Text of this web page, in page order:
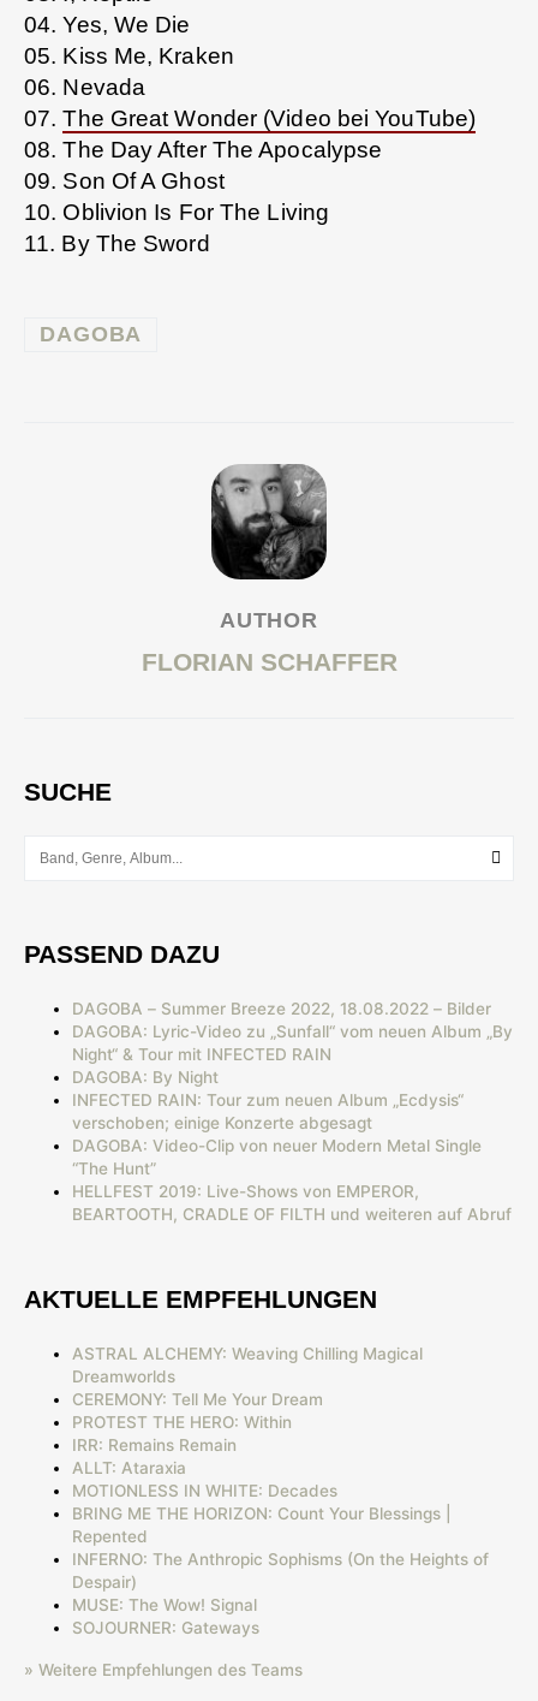
04. Yes, We Die
05. Kiss Me, Kraken
06. Nevada
07.The Great Wonder (Video bei YouTube)
08. The Day After The Apocalypse
09. Son Of A Ghost
10. Oblivion Is For The Living
11. By The Sword
DAGOBA
AUTHOR
FLORIAN SCHAFFER
SUCHE
PASSEND DAZU
DAGOBA – Summer Breeze 2022, 18.08.2022 – Bilder
DAGOBA: Lyric-Video zu „Sunfall“ vom neuen Album „By
Night“ & Tour mit INFECTED RAIN
DAGOBA: By Night
INFECTED RAIN: Tour zum neuen Album „Ecdysis“
verschoben; einige Konzerte abgesagt
DAGOBA: Video-Clip von neuer Modern Metal Single
“The Hunt”
HELLFEST 2019: Live-Shows von EMPEROR,
BEARTOOTH, CRADLE OF FILTH und weiteren auf Abruf
AKTUELLE EMPFEHLUNGEN
ASTRAL ALCHEMY: Weaving Chilling Magical
Dreamworlds
CEREMONY: Tell Me Your Dream
PROTEST THE HERO: Within
IRR: Remains Remain
ALLT: Ataraxia
MOTIONLESS IN WHITE: Decades
BRING ME THE HORIZON: Count Your Blessings |
Repented
INFERNO: The Anthropic Sophisms (On the Heights of
Despair)
MUSE: The Wow! Signal
SOJOURNER: Gateways
» Weitere Empfehlungen des Teams